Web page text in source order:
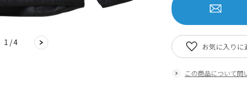
1 / 4
この商品について問
お気に入りに